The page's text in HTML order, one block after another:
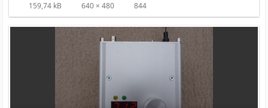
159,74 kB 640 × 480 844